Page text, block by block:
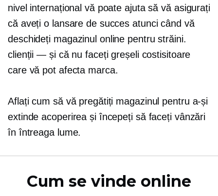
nivel internațional vă poate ajuta să vă asigurați
că aveți o lansare de succes atunci când vă
deschideți magazinul online pentru străini.
clienții — șică nu faceți greșeli costisitoare
care vă pot afecta marca.
Aflați cum să vă pregătiți magazinul pentru a-și
extinde acoperirea și începeți să faceți vânzări
în întreaga lume.
Cum se vinde online